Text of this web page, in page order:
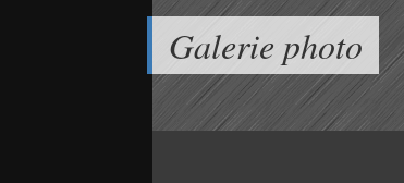
Galerie photo